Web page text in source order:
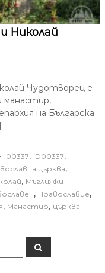
Николай
Чудотворец е
манастир,
на Българска
00337, ID00337,
църква,
, Мъглижки
, Православие,
, Манастир, църква
Т
ъ